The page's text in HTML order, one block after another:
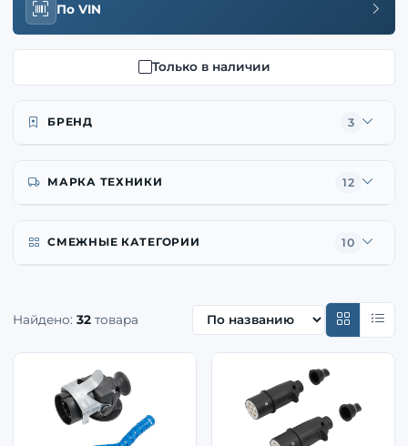
По VIN
Только в наличии
БРЕНД 3
МАРКА ТЕХНИКИ 12
СМЕЖНЫЕ КАТЕГОРИИ 10
Найдено: 32 товара